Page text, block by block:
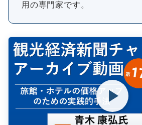
用の専門家です。